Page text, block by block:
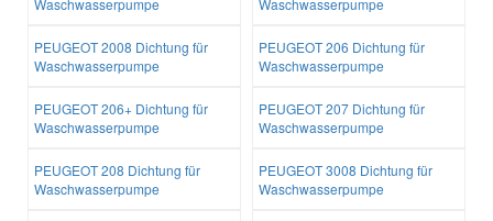
Waschwasserpumpe
Waschwasserpumpe
PEUGEOT 2008 Dichtung für
Waschwasserpumpe
PEUGEOT 206 Dichtung für
Waschwasserpumpe
PEUGEOT 206+ Dichtung für
Waschwasserpumpe
PEUGEOT 207 Dichtung für
Waschwasserpumpe
PEUGEOT 208 Dichtung für
Waschwasserpumpe
PEUGEOT 3008 Dichtung für
Waschwasserpumpe